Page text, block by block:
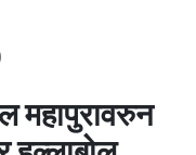
महापुरावरुन